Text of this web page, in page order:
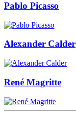
Pablo Picasso
Alexander Calder
René Magritte